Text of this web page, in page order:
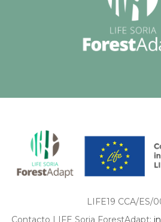
LIFE19 CCA/ES/
Contacto LIFE Soria ForestAdapt: